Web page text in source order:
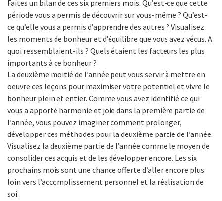
Faites un bilan de ces six premiers mois. Qu’est-ce que cette
période vous a permis de découvrir sur vous-même ? Qu’est-
ce qu’elle vous a permis d’apprendre des autres ? Visualisez
les moments de bonheur et d’équilibre que vous avez vécus. A
quoi ressemblaient-ils ? Quels étaient les facteurs les plus
importants à ce bonheur ?
La deuxième moitié de l’année peut vous servir à mettre en
oeuvre ces leçons pour maximiser votre potentiel et vivre le
bonheur plein et entier. Comme vous avez identifié ce qui
vous a apporté harmonie et joie dans la première partie de
l’année, vous pouvez imaginer comment prolonger,
développer ces méthodes pour la deuxième partie de l’année.
Visualisez la deuxième partie de l’année comme le moyen de
consolider ces acquis et de les développer encore. Les six
prochains mois sont une chance offerte d’aller encore plus
loin vers l’accomplissement personnel et la réalisation de
soi.